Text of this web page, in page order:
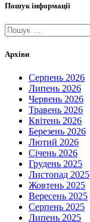
Пошук інформації
Пошук:
Архіви
Серпень 2026
Липень 2026
Червень 2026
Травень 2026
Квітень 2026
Березень 2026
Лютий 2026
Січень 2026
Грудень 2025
Листопад 2025
Жовтень 2025
Вересень 2025
Серпень 2025
Липень 2025